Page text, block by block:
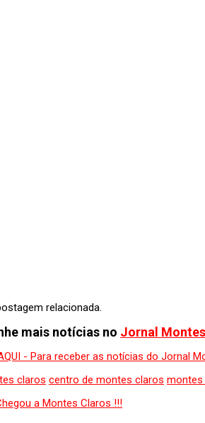
relacionada.
mais notícias no Jornal
claros centro de montes claros montes